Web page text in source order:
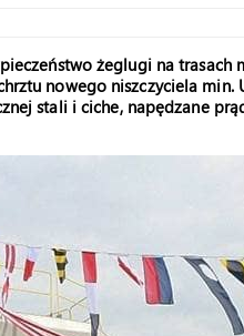
żeglugi na
nowego niszczyciela min.
stali i ciche, napędzane